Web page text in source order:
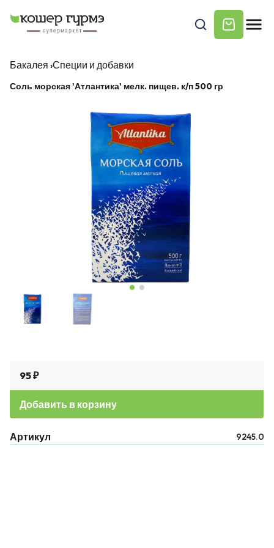
Бакалея ›Специи и добавки
Соль морская 'Атлантика' мелк. пищев. к/п 500 гр
95 ₽
Добавить в корзину
Артикул 9245.0